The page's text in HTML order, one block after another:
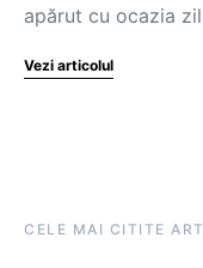
apărut cu ocazia
Vezi articolul
CELE MAI CITITE